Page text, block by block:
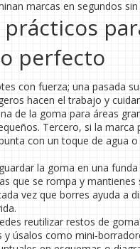
marcas en segundos
perfecto
con fuerza; una pasada
hacen el trabajo y
de la goma para áreas
Tercero, si la marca
con un toque de agua
la goma en una
que se rompa y
vez que borres ayuda a
reutilizar restos de
úsalos como